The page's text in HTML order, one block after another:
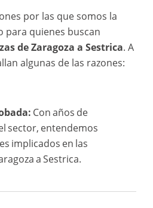
por las que somos la
para quienes buscan
de Zaragoza a Sestrica. A
algunas de las razones:
Con años de
sector, entendemos
implicados en las
a Sestrica.